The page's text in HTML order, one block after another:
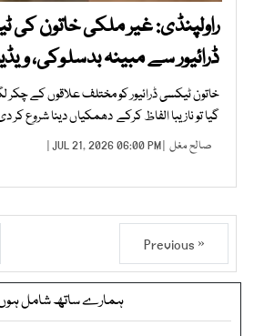
راولپنڈی: غیر ملکی خاتون کی
ڈرائیور سے مبینہ بدسلوکی،
خاتون ٹیکسی ڈرائیور کو مختلف علاقوں کے چکر
گیا تو نازیبا الفاظ کرکے دھمکیاں دینا شروع کر
صالح مغل | JUL 21, 2026 06:00 PM |
« Previous
ہمارے ساتھ شامل